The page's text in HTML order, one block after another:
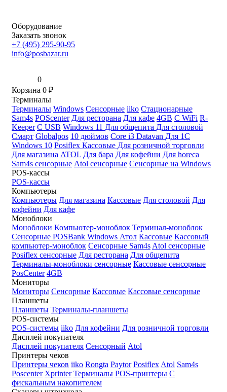
Оборудование
Заказать звонок
+7 (495) 295-90-95
info@posbazar.ru
0
Корзина 0 ₽
Терминалы
Терминалы Windows Сенсорные iiko Стационарные
Sam4s POScenter Для ресторана Для кафе 4GB С WiFi R-
Keeper С USB Windows 11 Для общепита Для столовой
Смарт Globalpos 10 дюймов Core i3 Datavan Для 1С
Windows 10 Posiflex Кассовые Для розничной торговли
Для магазина ATOL Для бара Для кофейни Для horeca
Sam4s сенсорные Atol сенсорные Сенсорные на Windows
POS-кассы
POS-кассы
Компьютеры
Компьютеры Для магазина Кассовые Для столовой Для
кофейни Для кафе
Моноблоки
Моноблоки Компьютер-моноблок Терминал-моноблок
Сенсорные POSBank Windows Атол Кассовые Кассовый
компьютер-моноблок Сенсорные Sam4s Atol сенсорные
Posiflex сенсорные Для ресторана Для общепита
Терминалы-моноблоки сенсорные Кассовые сенсорные
PosCenter 4GB
Мониторы
Мониторы Сенсорные Кассовые Кассовые сенсорные
Планшеты
Планшеты Терминалы-планшеты
POS-системы
POS-системы iiko Для кофейни Для розничной торговли
Дисплей покупателя
Дисплей покупателя Сенсорный Atol
Принтеры чеков
Принтеры чеков iiko Rongta Paytor Posiflex Atol Sam4s
Poscenter Xprinter Терминалы POS-принтеры С
фискальным накопителем